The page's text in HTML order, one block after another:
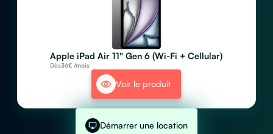
Apple iPad Air 11" Gen 6 (Wi-Fi + Cellular)
Dès36€ /mois
Voir le produit
Démarrer une location